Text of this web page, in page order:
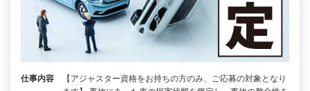
仕事内容
【アジャスター資格をお持ちの方のみ、ご応募の対象となり